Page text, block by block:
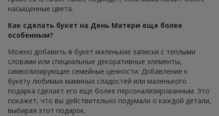
насыщенные цвета.
Как сделать букет на День Матери еще более
особенным?
Можно добавить в букет маленькие записки с теплыми
словами или специальные декоративные элементы,
символизирующие семейные ценности. Добавление к
букету любимых маминых сладостей или маленького
подарка сделает его еще более персонализированным. Это
покажет, что вы действительно подумали о каждой детали,
выбирая этот подарок.